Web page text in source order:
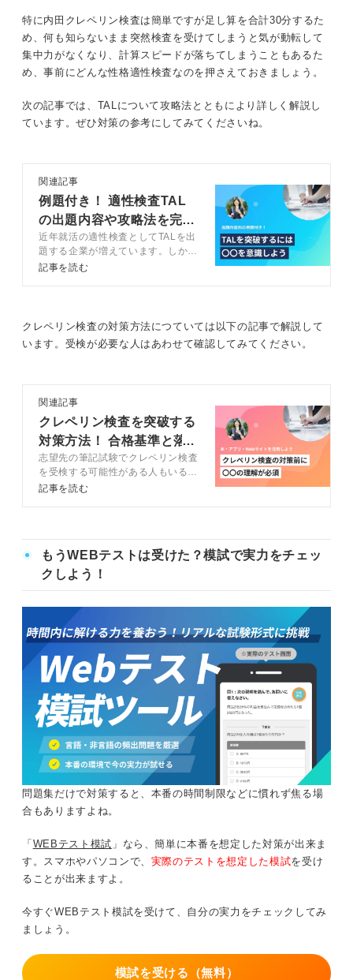
特に内田クレペリン検査は簡単ですが足し算を合計30分するた
め、何も知らないまま突然検査を受けてしまうと気が動転して
集中力がなくなり、計算スピードが落ちてしまうこともあるた
め、事前にどんな性格適性検査なのを押さえておきましょう。
次の記事では、TALについて攻略法とともにより詳しく解説し
ています。ぜひ対策の参考にしてみてくださいね。
関連記事
例題付き！ 適性検査TAL
の出題内容や攻略法を完全
網羅
近年就活の適性検査としてTALを出
題する企業が増えています。しか
し、TALについて把握できていない
解説します。
記事を読む
クレペリン検査の対策方法につていては以下の記事で解説して
います。受検が必要な人はあわせて確認してみてください。
関連記事
クレペリン検査を突破する
対策方法！ 合格基準と落
ちる人の特徴
志望先の筆記試験でクレペリン検査
を受検する可能性がある人もいると
思います。クレペリン検査はほかの
リン検査の対策方法を解説します。
記事を読む
もうWEBテストは受けた？模試で実力をチェッ
クしよう！
問題集だけで対策すると、本番の時間制限などに慣れず焦る場
合もありますよね。
「 WEBテスト模試 」なら、簡単に本番を想定した対策が出来ま
す。スマホやパソコンで、 実際のテストを想定した模試を受け
ることが出来ますよ。
今すぐWEBテスト模試を受けて、自分の実力をチェックしてみ
ましょう。
模試を受ける（無料）